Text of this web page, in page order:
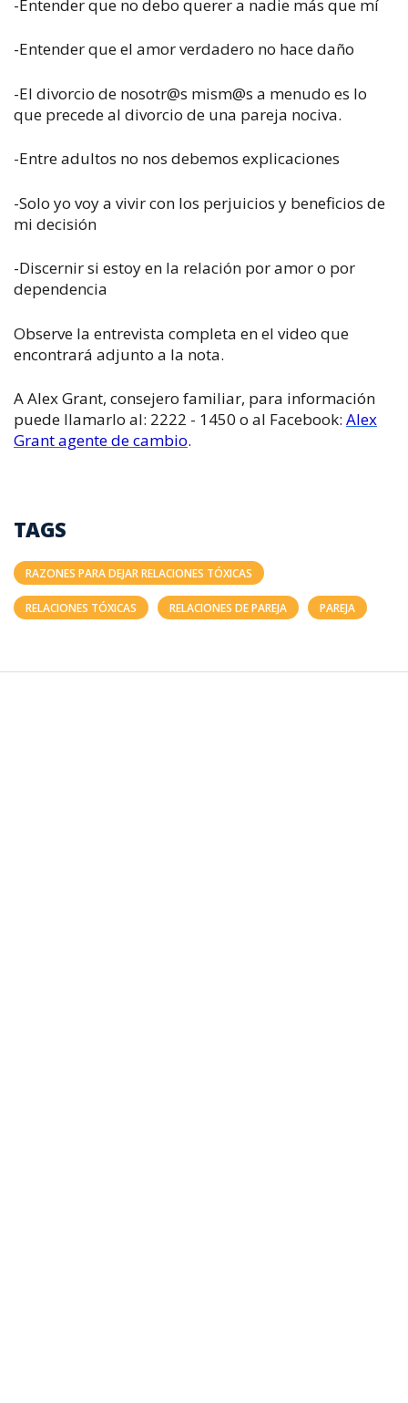
-Entender que no debo querer a nadie más que mí
-Entender que el amor verdadero no hace daño
-El divorcio de nosotr@s mism@s a menudo es lo
que precede al divorcio de una pareja nociva.
-Entre adultos no nos debemos explicaciones
-Solo yo voy a vivir con los perjuicios y beneficios de
mi decisión
-Discernir si estoy en la relación por amor o por
dependencia
Observe la entrevista completa en el video que
encontrará adjunto a la nota.
A Alex Grant, consejero familiar, para información
puede llamarlo al: 2222 - 1450 o al Facebook: Alex
Grant agente de cambio.
TAGS
RAZONES PARA DEJAR RELACIONES TÓXICAS
RELACIONES TÓXICAS RELACIONES DE PAREJA PAREJA